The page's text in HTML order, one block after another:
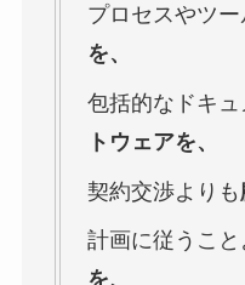
プロセスやツー
を、
包括的なドキ
トウェアを、
契約交渉よりも
計画に従うこと
を、